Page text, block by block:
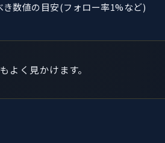
数値の目安(フォロー率1%など)
よく見かけます。